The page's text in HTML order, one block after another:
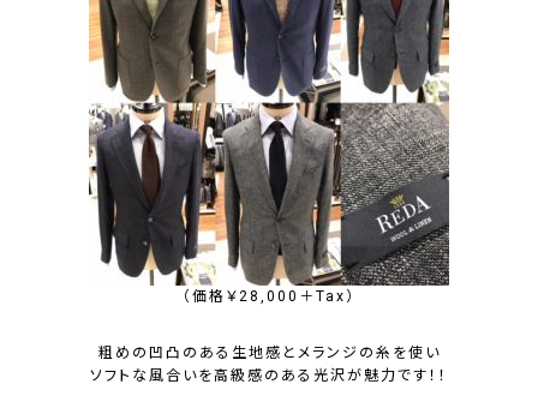
（価格￥28,000＋Tax）
粗めの凹凸のある生地感とメランジの糸を使い
ソフトな風合いを高級感のある光沢 が魅力です！！